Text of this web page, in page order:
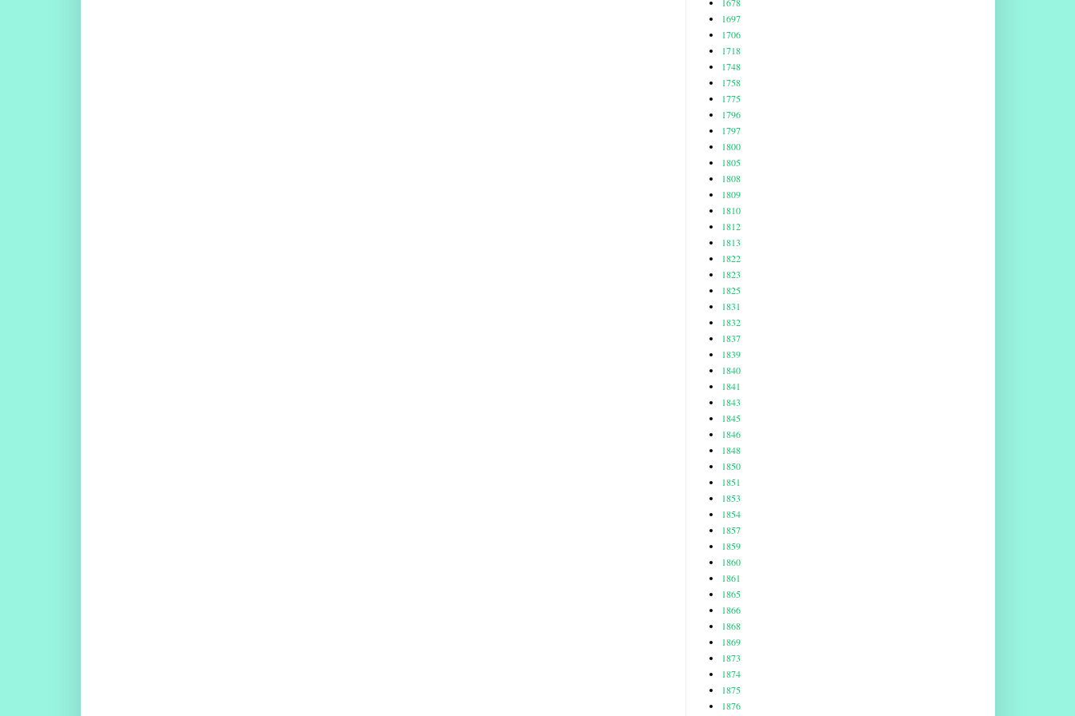
1697
1706
1718
1748
1758
1775
1796
1797
1800
1805
1808
1809
1810
1812
1813
1822
1823
1825
1831
1832
1837
1839
1840
1841
1843
1845
1846
1848
1850
1851
1853
1854
1857
1859
1860
1861
1865
1866
1868
1869
1873
1874
1875
1876